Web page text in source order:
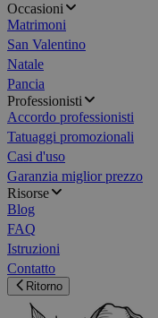
Occasioni
Matrimoni
San Valentino
Natale
Pancia
Professionisti
Accordo professionisti
Tatuaggi promozionali
Casi d'uso
Garanzia miglior prezzo
Risorse
Blog
FAQ
Istruzioni
Contatto
Ritorno